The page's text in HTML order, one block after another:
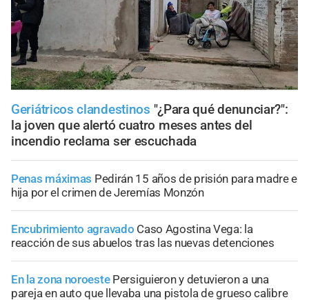
Geriátricos clandestinos "¿Para qué denunciar?":
la joven que alertó cuatro meses antes del
incendio reclama ser escuchada
Penas máximas Pedirán 15 años de prisión para madre e
hija por el crimen de Jeremías Monzón
Encubrimiento agravado Caso Agostina Vega: la
reacción de sus abuelos tras las nuevas detenciones
En la zona noroeste Persiguieron y detuvieron a una
pareja en auto que llevaba una pistola de grueso calibre